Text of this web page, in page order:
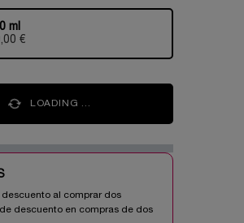
Selecionado
ml
€
, 1 of 1
LOADING ...
al comprar dos
descuento en compras de dos